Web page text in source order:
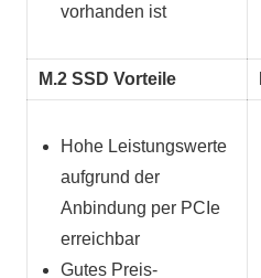
vorhanden ist
M.2 SSD Vorteile
Hohe Leistungswerte
aufgrund der
Anbindung per PCIe
erreichbar
Gutes Preis-